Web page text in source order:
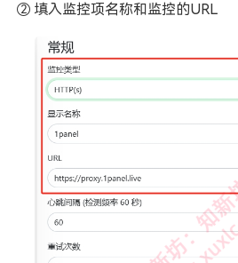
② 填入监控项名称和监控的URL